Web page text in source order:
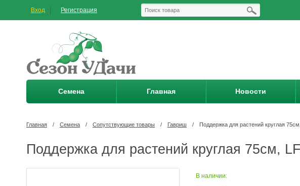
Вход Регистрация
Семена Главная Новости
Главная / Семена / Сопутствующие товары / Гавриш / Поддержка для растений круглая
Поддержка для растений круглая 75см,
В наличии: